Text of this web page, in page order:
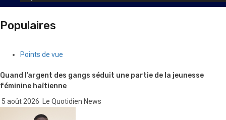
Populaires
Points de vue
Quand l’argent des gangs séduit une partie de la jeunesse
féminine haïtienne
5 août 2026 Le Quotidien News